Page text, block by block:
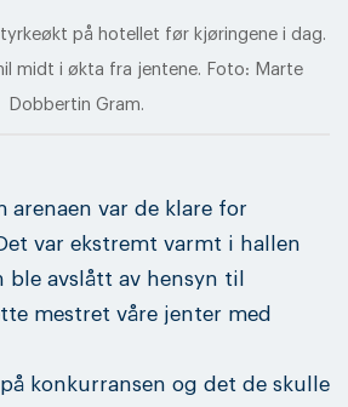
på hotellet før kjøringene i dag.
midt i økta fra jentene. Foto: Marte
Dobbertin Gram.
arenaen var de klare for
var ekstremt varmt i hallen
avslått av hensyn til
mestret våre jenter med
konkurransen og det de skulle